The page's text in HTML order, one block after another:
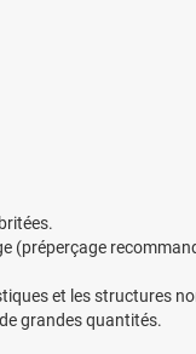
(préperçage
et les structures
grandes quantités.